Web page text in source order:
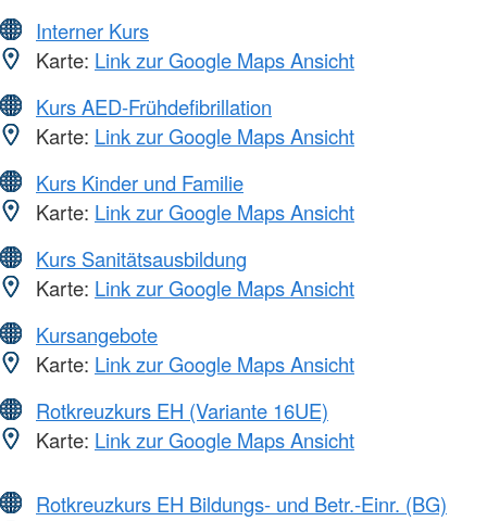
Interner Kurs
Karte: Link zur Google Maps Ansicht
Kurs AED-Frühdefibrillation
Karte: Link zur Google Maps Ansicht
Kurs Kinder und Familie
Karte: Link zur Google Maps Ansicht
Kurs Sanitätsausbildung
Karte: Link zur Google Maps Ansicht
Kursangebote
Karte: Link zur Google Maps Ansicht
Rotkreuzkurs EH (Variante 16UE)
Karte: Link zur Google Maps Ansicht
Rotkreuzkurs EH Bildungs- und Betr.-Einr. (BG)